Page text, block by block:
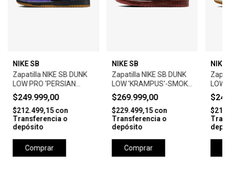
NIKE SB
Zapatilla NIKE SB DUNK
LOW PRO 'PERSIAN
VIOLET'
$249.999,00
$212.499,15con
Transferencia o
depósito
Comprar
NIKE SB
Zapatilla NIKE SB DUNK
LOW 'KRAMPUS'-SMOKE
GREY/CAMPFIRE
ORANGE
$269.999,00
$229.499,15con
Transferencia o
depósito
Comprar
NIKE
LOW